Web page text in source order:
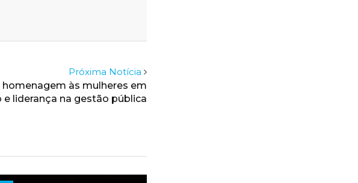
Próxima Notícia
homenagem às mulheres em
liderança na gestão pública